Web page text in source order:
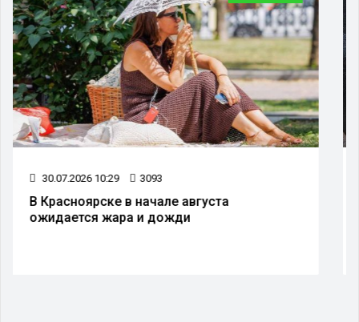
08.07.2026 10:30 2398
В Красноярске изменят схему движения
транспорта на улице Дубровинского